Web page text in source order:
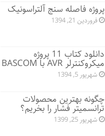
پروژه فاصله سنج آلتراسونیک
فروردین 21, 1394
دانلود کتاب 11 پروژه
میکروکنترلر AVR با BASCOM
شهریور 5, 1394
چگونه بهترین محصولات
ترانسمیتر فشار را بخریم؟
شهریور 25, 1399